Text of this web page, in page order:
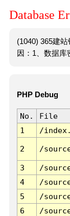
Database
(1040) 365建
因：1、数据库
PHP Debug
No. File
1
/
2 /
3 /
4
/
5
/
6
/